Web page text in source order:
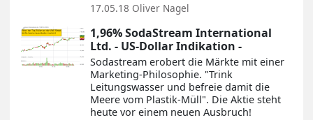
17.05.18 Oliver Nagel
1,96% SodaStream International
Ltd. - US-Dollar Indikation -
Sodastream erobert die Märkte mit einer
Marketing-Philosophie. "Trink
Leitungswasser und befreie damit die
Meere vom Plastik-Müll". Die Aktie steht
heute vor einem neuen Ausbruch!